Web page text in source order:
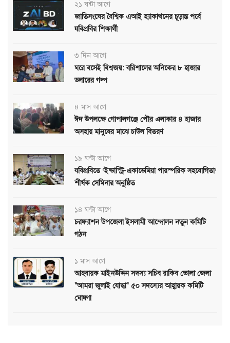
২১ ঘন্টা আগে
জাতিসংঘের বৈশ্বিক এআই হ্যাকাথনের চূড়ান্ত পর্বে
যবিপ্রবির শিক্ষার্থী
৩ দিন আগে
ঘরে বসেই বিশ্বজয়: বরিশালের অনিকের ৮ হাজার
ডলারের গল্প
৪ মাস আগে
ঈদ উপলক্ষে গোপালগঞ্জে পৌর এলাকার ৪ হাজার
অসহায় মানুষের মাঝে চাউল বিতরণ
১৯ ঘন্টা আগে
যবিপ্রবিতে ‘ইন্ডাস্ট্রি-একাডেমিয়া পারস্পরিক সহযোগিতা’
শীর্ষক সেমিনার অনুষ্ঠিত
১৪ ঘন্টা আগে
চরফ্যাশন উপজেলা ইসলামী আন্দোলন নতুন কমিটি
গঠন
১ মাস আগে
আহবায়ক মাইনউদ্দিন সদস্য সচিব রাকিব ভোলা জেলা
"আমরা জুলাই যোদ্ধা" ৫০ সদস্যের আহ্বায়ক কমিটি
ঘোষণা